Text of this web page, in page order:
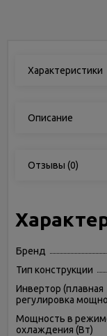
Характеристики
Описание
Отзывы (0)
Бренд
Тип конструкции
Инвертор (плавная
регулировка
Мощность в
охлаждения (Вт)